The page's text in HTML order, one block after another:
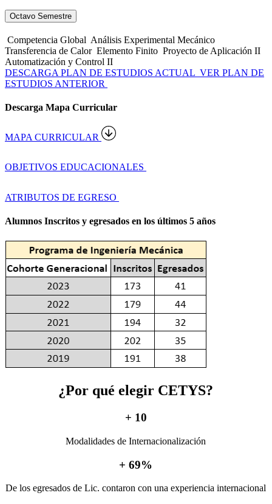
Octavo Semestre
Competencia Global Análisis Experimental Mecánico
Transferencia de Calor Elemento Finito Proyecto de Aplicación II
Automatización y Control II
DESCARGA PLAN DE ESTUDIOS ACTUAL VER PLAN DE
ESTUDIOS ANTERIOR
Descarga Mapa Curricular
MAPA CURRICULAR
OBJETIVOS EDUCACIONALES
ATRIBUTOS DE EGRESO
Alumnos Inscritos y egresados en los últimos 5 años
¿Por qué elegir CETYS?
+ 10
Modalidades de Internacionalización
+69%
De los egresados de Lic. contaron con una experiencia internacional